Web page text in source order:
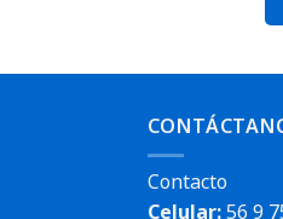
Contacto
Celular:56 9